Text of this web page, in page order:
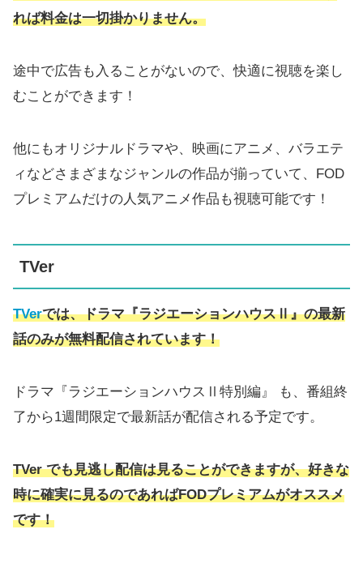
れば料金は一切掛かりません。
途中で広告も入ることがないので、快適に視聴を楽し
むことができます！
他にもオリジナルドラマや、映画にアニメ、バラエテ
ィなどさまざまなジャンルの作品が揃っていて、FOD
プレミアムだけの人気アニメ作品も視聴可能です！
TVer
TVerでは、ドラマ『ラジエーションハウスⅡ』の最新
話のみが無料配信されています！
ドラマ『ラジエーションハウスⅡ特別編』 も、番組終
了から1週間限定で最新話が配信される予定です。
TVer でも見逃し配信は見ることができますが、好きな
時に確実に見るのであればFODプレミアムがオススメ
です！